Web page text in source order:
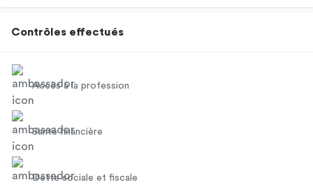
Contrôles effectués
Accès à la profession
Santé financière
Dette sociale et fiscale